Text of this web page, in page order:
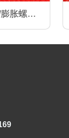
胀螺丝/
器配件